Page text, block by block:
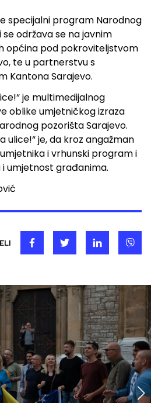
specijalni program Narodnog
održava se na javnim
općina pod pokroviteljstvom
te u partnerstvu s
Kantona Sarajevo.
je multimedijalnog
oblike umjetničkog izraza
pozorišta Sarajevo.
ulice!“ je, da kroz angažman
i vrhunski program i
i umjetnost građanima.